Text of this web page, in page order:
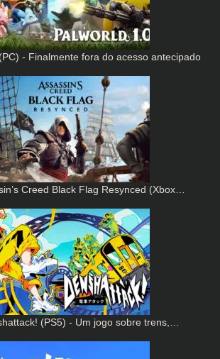
- Finalmente fora do acesso antecipado
Creed Black Flag Resynced (Xbox…
(PS5) - Um jogo sobre trens,…